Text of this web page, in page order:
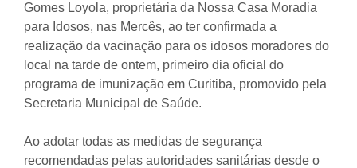
Gomes Loyola, proprietária da Nossa Casa Moradia
para Idosos, nas Mercês, ao ter confirmada a
realização da vacinação para os idosos moradores do
local na tarde de ontem, primeiro dia oficial do
programa de imunização em Curitiba, promovido pela
Secretaria Municipal de Saúde.
Ao adotar todas as medidas de segurança
recomendadas pelas autoridades sanitárias desde o